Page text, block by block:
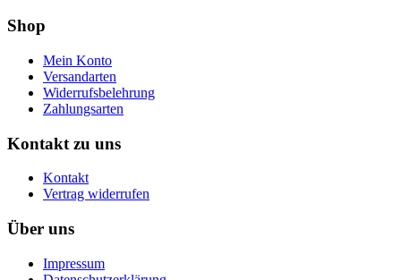
Shop
Mein Konto
Versandarten
Widerrufsbelehrung
Zahlungsarten
Kontakt zu uns
Kontakt
Vertrag widerrufen
Über uns
Impressum